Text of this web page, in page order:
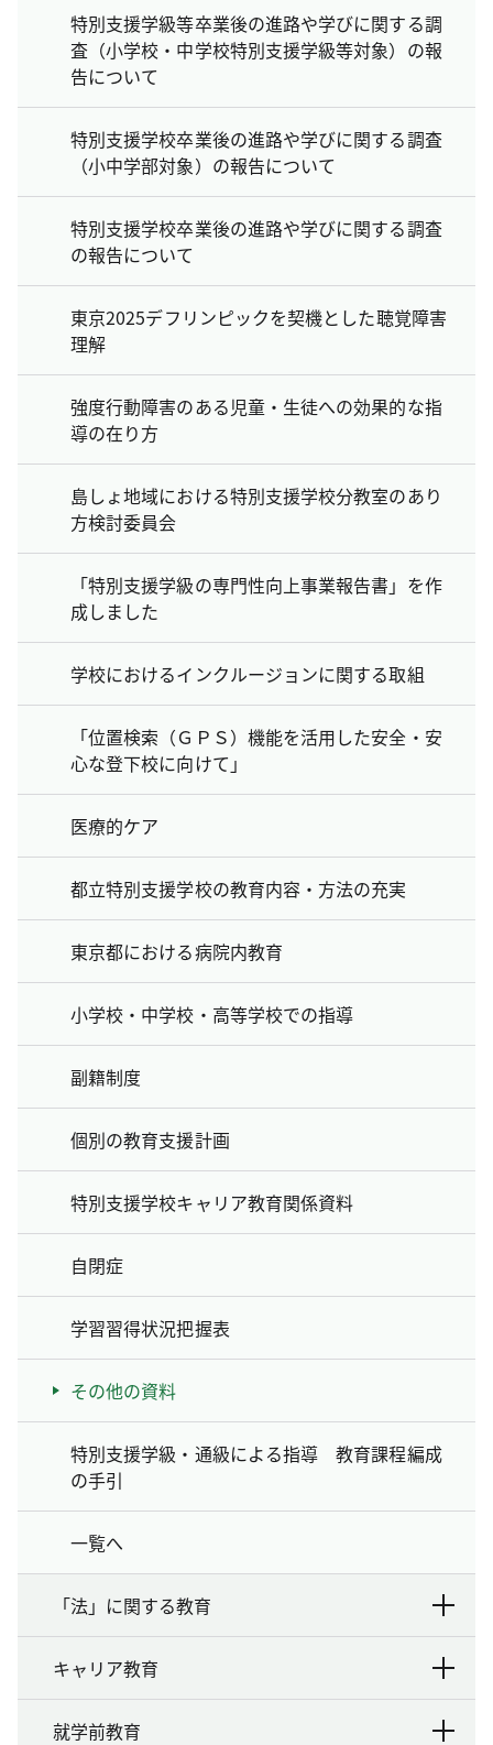
特別支援学級等卒業後の進路や学びに関する調
査（小学校・中学校特別支援学級等対象）の報
告について
特別支援学校卒業後の進路や学びに関する調査
（小中学部対象）の報告について
特別支援学校卒業後の進路や学びに関する調査
の報告について
東京2025デフリンピックを契機とした聴覚障害
理解
強度行動障害のある児童・生徒への効果的な指
導の在り方
島しょ地域における特別支援学校分教室のあり
方検討委員会
「特別支援学級の専門性向上事業報告書」を作
成しました
学校におけるインクルージョンに関する取組
「位置検索（ＧＰＳ）機能を活用した安全・安
心な登下校に向けて」
医療的ケア
都立特別支援学校の教育内容・方法の充実
東京都における病院内教育
小学校・中学校・高等学校での指導
副籍制度
個別の教育支援計画
特別支援学校キャリア教育関係資料
自閉症
学習習得状況把握表
その他の資料
特別支援学級・通級による指導 教育課程編成
の手引
一覧へ
「法」に関する教育
キャリア教育
就学前教育